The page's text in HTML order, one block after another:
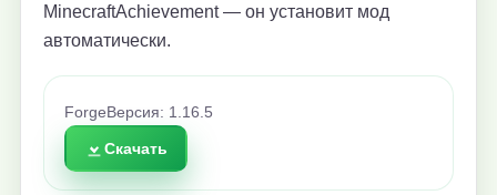
MinecraftAchievement — он установит мод
автоматически.
Forge Версия: 1.16.5
Скачать